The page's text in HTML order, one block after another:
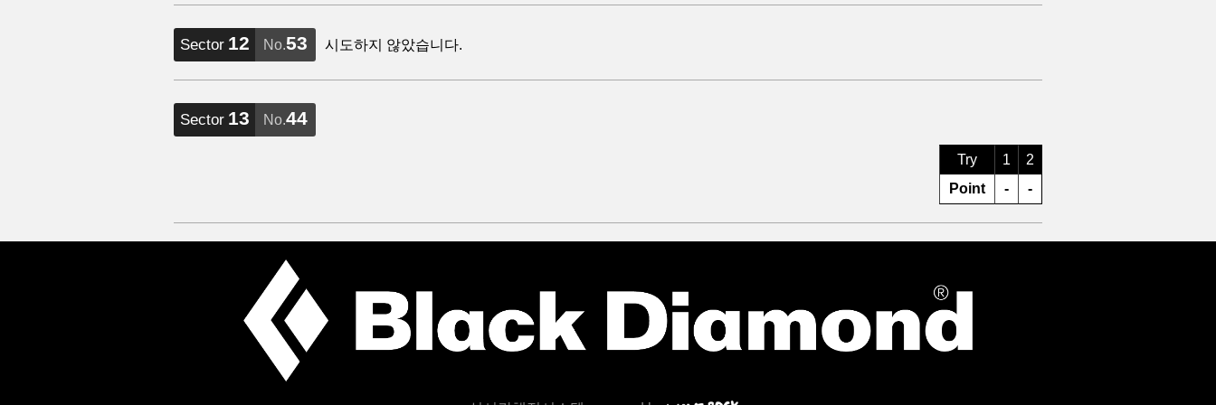
Sector 12 No.53 시도하지 않았습니다.
Sector 13 No.44
Try
Point
1
-
2
-